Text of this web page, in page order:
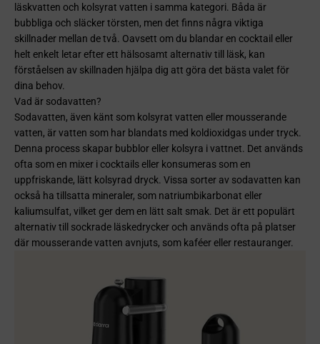
läskvatten och kolsyrat vatten i samma kategori. Båda är
bubbliga och släcker törsten, men det finns några viktiga
skillnader mellan de två. Oavsett om du blandar en cocktail eller
helt enkelt letar efter ett hälsosamt alternativ till läsk, kan
förståelsen av skillnaden hjälpa dig att göra det bästa valet för
dina behov.
Vad är sodavatten?
Sodavatten, även känt som kolsyrat vatten eller mousserande
vatten, är vatten som har blandats med koldioxidgas under tryck.
Denna process skapar bubblor eller kolsyra i vattnet. Det används
ofta som en mixer i cocktails eller konsumeras som en
uppfriskande, lätt kolsyrad dryck. Vissa sorter av sodavatten kan
också ha tillsatta mineraler, som natriumbikarbonat eller
kaliumsulfat, vilket ger dem en lätt salt smak. Det är ett populärt
alternativ till sockrade läskedrycker och används ofta på platser
där mousserande vatten avnjuts, som kaféer eller restauranger.